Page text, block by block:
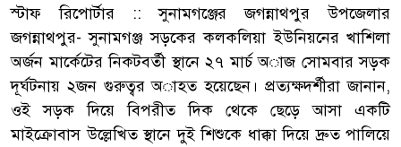
স্টাফ রিপোর্টার :: সুনামগঞ্জের জগন্নাথপুর উপজেলার
জগন্নাথপুর- সুনামগঞ্জ সড়কের কলকলিয়া ইউনিয়নের খাশিলা
অর্জন মার্কেটের নিকটবর্তী স্থানে ২৭ মার্চ অাজ সোমবার সড়ক
দূর্ঘটনায় ২জন গুরুত্বর অাহত হয়েছেন। প্রত্যক্ষদর্শীরা জানান,
ওই সড়ক দিয়ে বিপরীত দিক থেকে ছেড়ে আসা একটি
মাইক্রোবাস উল্লেখিত স্থানে দুই শিশুকে ধাক্কা দিয়ে দ্রুত পালিয়ে